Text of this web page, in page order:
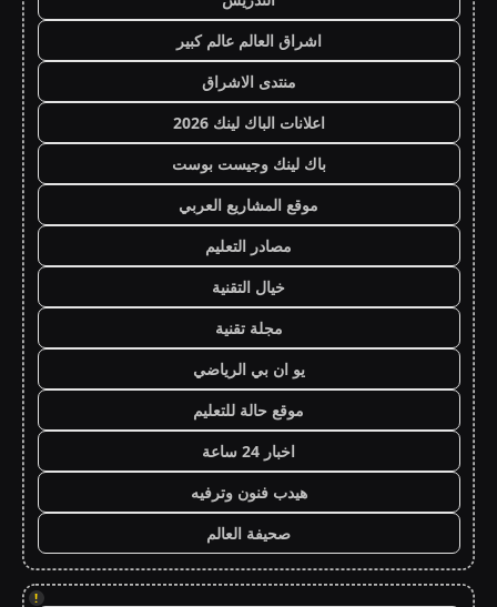
اشراق العالم عالم كبير
منتدى الاشراق
اعلانات الباك لينك 2026
باك لينك وجيست بوست
موقع المشاريع العربي
مصادر التعليم
خيال التقنية
مجلة تقنية
يو ان بي الرياضي
موقع حالة للتعليم
اخبار 24 ساعة
هيدب فنون وترفيه
صحيفة العالم
!